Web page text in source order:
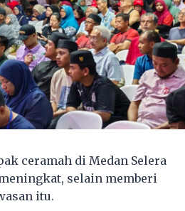
ceramah di Medan Selera
selain memberi
itu.